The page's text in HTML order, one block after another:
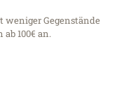
weniger Gegenstände
100€ an.